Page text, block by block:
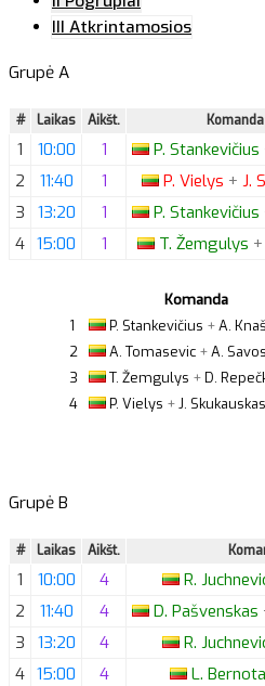
III Atkrintamosios
Grupė A
# Laikas Aikšt.
1 10:00 1 P. Stankevičius
2
11:40 1 P. Vielys + J.
3
13:20 1 P. Stankevičius
4 15:00 1 T. Žemgulys +
Komanda
1
P. Stankevičius +A.
2
A. Tomasevic +A.
3
T. Žemgulys +D.
4
P. Vielys +J. Skukauskas
Grupė B
# Laikas Aikšt.
1 10:00 4 R.
2
11:40 4 D. Pašvenskas
3
13:20 4 R.
4 15:00 4 L.